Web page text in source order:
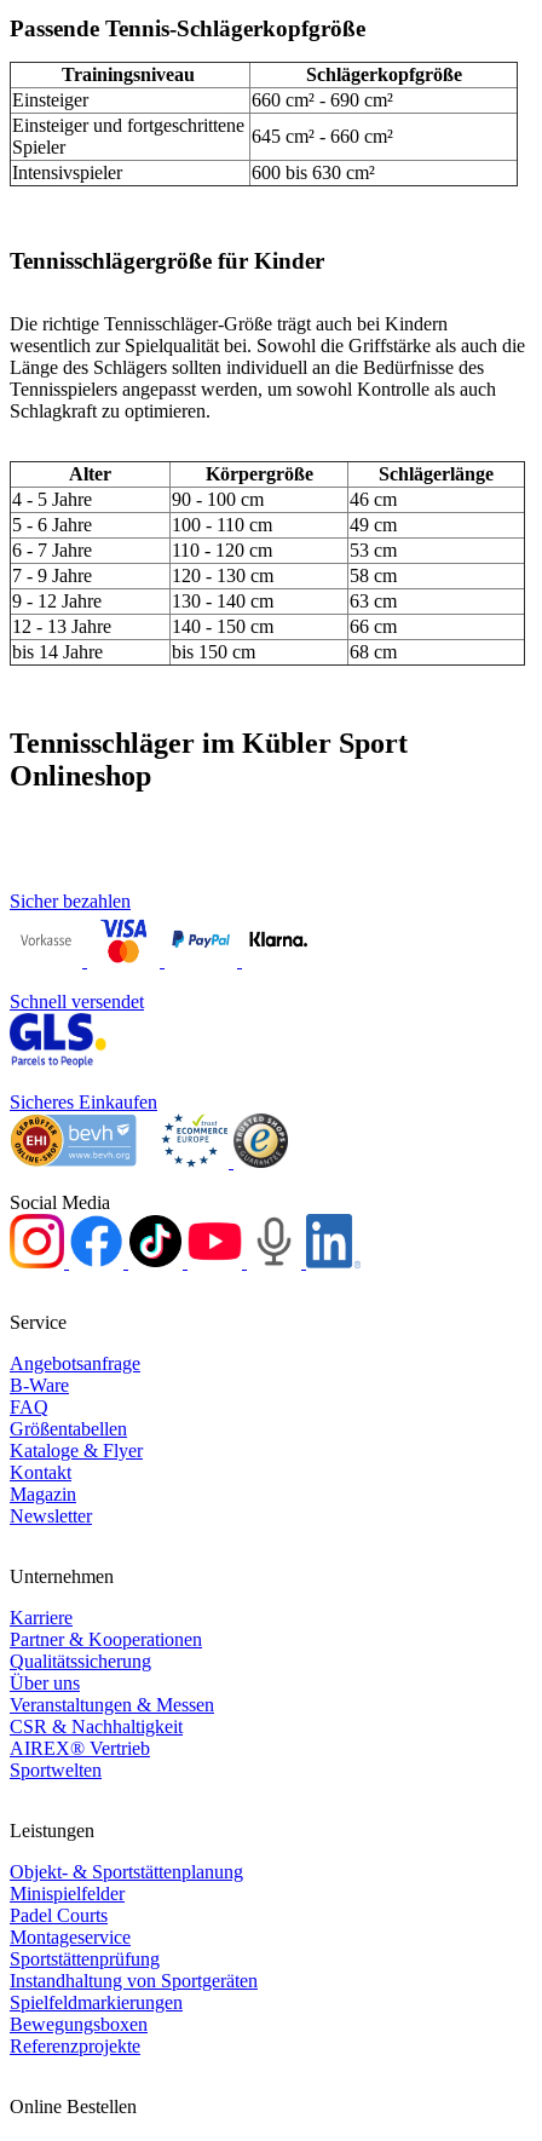
Passende Tennis-Schlägerkopfgröße
Trainingsniveau
Schlägerkopfgröße
Einsteiger
660 cm² - 690 cm²
Einsteiger und fortgeschrittene
Spieler
645 cm² - 660 cm²
Intensivspieler
600 bis 630 cm²
Tennisschlägergröße für Kinder
Die richtige Tennisschläger-Größe trägt auch bei Kindern
wesentlich zur Spielqualität bei. Sowohl die Griffstärke als auch die
Länge des Schlägers sollten individuell an die Bedürfnisse des
Tennisspielers angepasst werden, um sowohl Kontrolle als auch
Schlagkraft zu optimieren.
Alter Körpergröße
Schlägerlänge
4 - 5 Jahre
90 - 100 cm
46 cm
5 - 6 Jahre
100 - 110 cm
49 cm
6 - 7 Jahre
110 - 120 cm
53 cm
7 - 9 Jahre
120 - 130 cm
58 cm
9 - 12 Jahre
130 - 140 cm
63 cm
12 - 13 Jahre
140 - 150 cm
66 cm
bis 14 Jahre
bis 150 cm 68 cm
Tennisschläger im Kübler Sport
Onlineshop
Sicher bezahlen
Schnell versendet
Sicheres Einkaufen
Social Media
Service
Angebotsanfrage
B-Ware
FAQ
Größentabellen
Kataloge & Flyer
Kontakt
Magazin
Newsletter
Unternehmen
Karriere
Partner & Kooperationen
Qualitätssicherung
Über uns
Veranstaltungen & Messen
CSR & Nachhaltigkeit
AIREX® Vertrieb
Sportwelten
Leistungen
Objekt- & Sportstättenplanung
Minispielfelder
Padel Courts
Montageservice
Sportstättenprüfung
Instandhaltung von Sportgeräten
Spielfeldmarkierungen
Bewegungsboxen
Referenzprojekte
Online Bestellen